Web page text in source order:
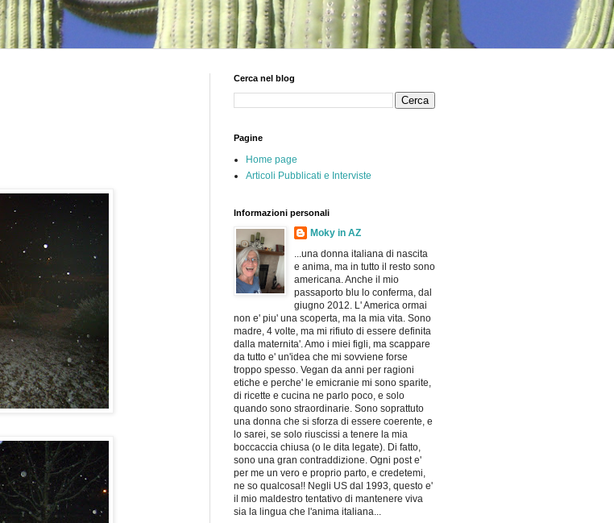
Cerca nel blog
Pagine
Home page
Articoli Pubblicati e Interviste
Informazioni personali
Moky in AZ
...una donna italiana di nascita
e anima, ma in tutto il resto sono
americana. Anche il mio
passaporto blu lo conferma, dal
giugno 2012. L' America ormai
non e' piu' una scoperta, ma la mia vita. Sono
madre, 4 volte, ma mi rifiuto di essere definita
dalla maternita'. Amo i miei figli, ma scappare
da tutto e' un'idea che mi sovviene forse
troppo spesso. Vegan da anni per ragioni
etiche e perche' le emicranie mi sono sparite,
di ricette e cucina ne parlo poco, e solo
quando sono straordinarie. Sono soprattuto
una donna che si sforza di essere coerente, e
lo sarei, se solo riuscissi a tenere la mia
boccaccia chiusa (o le dita legate). Di fatto,
sono una gran contraddizione. Ogni post e'
per me un vero e proprio parto, e credetemi,
ne so qualcosa!! Negli US dal 1993, questo e'
il mio maldestro tentativo di mantenere viva
sia la lingua che l'anima italiana...